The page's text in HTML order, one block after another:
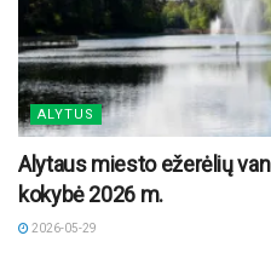
ALYTUS
Alytaus miesto ežerėlių
kokybė 2026 m.
2026-05-29